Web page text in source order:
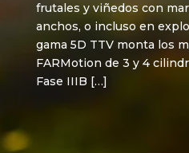
frutales y viñedos con
anchos, o incluso en
gama 5D TTV monta los
FARMotion de 3 y 4
Fase IIIB […]